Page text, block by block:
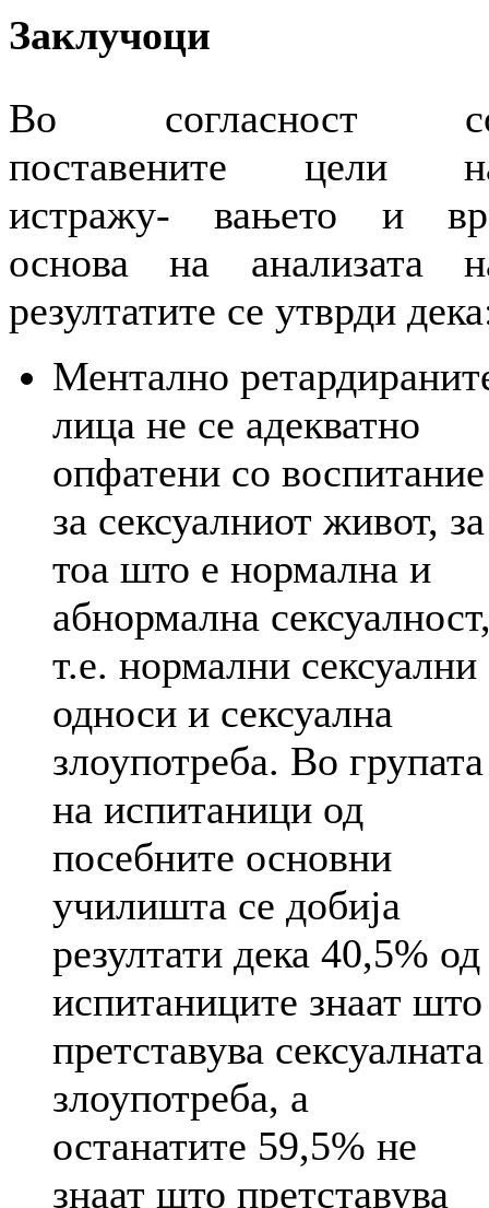
Заклучоци
Во согласност
поставените цели
истражу- вањето и
основа на анализата
резултатите се утврди
Ментално
лица не се адекватно
опфатени со воспитание
за сексуалниот живот, за
тоа што е нормална и
абнормална
т.е. нормални сексуални
односи и сексуална
злоупотреба. Во групата
на испитаници од
посебните основни
училишта се добија
резултати дека 40,5% од
испитаниците знаат што
претставува сексуалната
злоупотреба, а
останатите 59,5% не
знаат што претставува